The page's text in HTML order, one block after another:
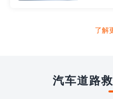
打了解
汽车道路